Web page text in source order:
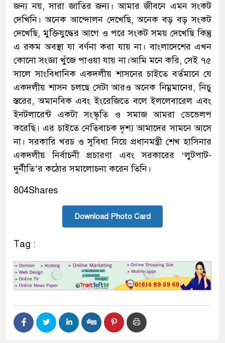
জন্য নয়, সারা জাতির জন্য। আমার জীবনে এমন সংকট
দেখিনি। অনেক আন্দোলন দেখেছি, অনেক বড় বড় সংকট
দেখেছি, মুক্তিযুদ্ধের আগে ও পরে সংকট সময় দেখেছি কিন্তু
এ রকম অবস্থা যা বর্ণনা করা যায় না। বাংলাদেশের এখন
কোনো সংজ্ঞা খুঁজে পাওয়া যায় না।আমি মনে করি, সেই ৭৫
সালে সাংবিধানিক একদলীয় শাসনের চাইতে বর্তমানে যে
একদলীয় শাসন চলছে সেটা আরও অনেক নিম্নমানের, নিচু
স্তরের, অমানবিক এবং ইংরেজিতে বলে ইললেবারেল এবং
ইনটলারেন্ট একটা সংস্কৃতি ও সমাজ আমরা ডেভেলপ
করেছি। এর চাইতে নেতিবাচক দৃশ্য আমাদের সামনে আসে
না। সরকারি খরচ ও সুবিধা নিয়ে প্রধানমন্ত্রী শেখ হাসিনার
একদলীয় নির্বাচনী প্রচারণা এবং সরকারের ‘লুটপাট-
দুর্নীতি’র কঠোর সমালোচনা করেন তিনি।
804Shares
Download Photo Card
Tag :